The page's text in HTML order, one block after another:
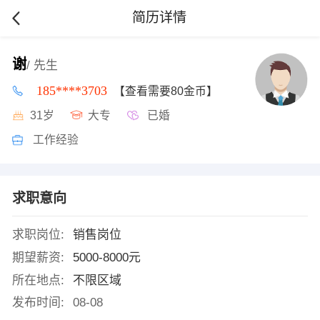
简历详情
谢/ 先生
185****3703 【查看需要80金币】
31岁 大专 已婚
工作经验
求职意向
求职岗位:
销售岗位
期望薪资:
5000-8000元
所在地点:
不限区域
发布时间:
08-08